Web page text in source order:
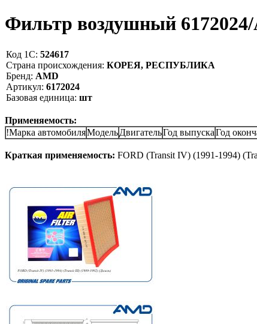
Фильтр воздушный
Код 1С: 524617
Страна происхождения: КОРЕЯ, РЕСПУБЛИКА
Бренд: AMD
Артикул: 6172024
Базовая единица: шт
Применяемость:
!Марка автомобиляМодельДвигательГод выпускаГод
Краткая применяемость: FORD (Transit IV) (1991-1994)